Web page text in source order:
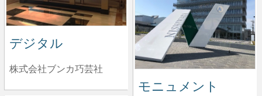
デジタル
株式会社ブンカ巧芸社
モニュメント